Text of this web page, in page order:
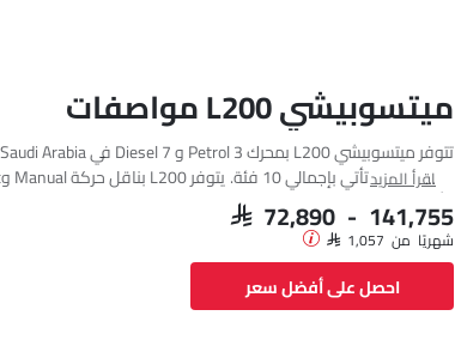
ميتسوبيشي L200 مواصفات
وأيضًا، بناءً على الفئة ونوع الوقود، يبلغ استهلاك الوقود للسيارة L200 10.4 kmpl.
اقرأ المزيد
SAR 72,890 - 141,755
شهريًا من SAR 1,057
احصل على أفضل سعر